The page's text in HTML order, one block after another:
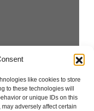
like cookies to store
to these technologies will
or unique IDs on this
adversely affect certain
Konditionen zu